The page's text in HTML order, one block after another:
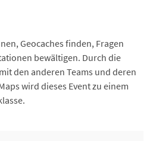
Geocaches finden, Fragen
bewältigen. Durch die
den anderen Teams und deren
wird dieses Event zu einem